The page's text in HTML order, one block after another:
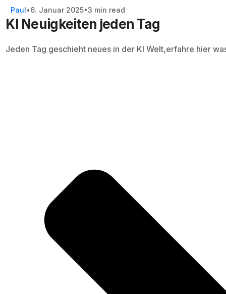
Paul 6. Januar 2025 3 min read
KI Neuigkeiten jeden Tag
Jeden Tag geschieht neues in der KI Welt,erfahre hier